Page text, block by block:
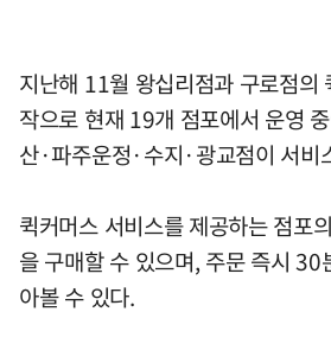
지난해 11월 왕십리점과 구로점의
작으로 현재 19개 점포에서 운영
산·파주운정·수지·광교점이 서비
퀵커머스 서비스를 제공하는 점포
을 구매할 수 있으며, 주문 즉시
아볼 수 있다.